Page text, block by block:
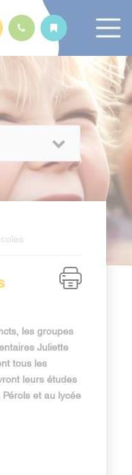
les groupes
Juliette
tous les
leurs études
Pérols et au lycée